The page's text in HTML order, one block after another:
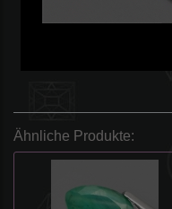
Ähnliche Produkte: